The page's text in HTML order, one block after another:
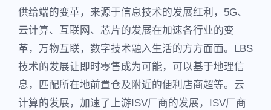
供给端的变革，来源于信息技术的发展红利，5G、
云计算、互联网、芯片的发展在加速各行业的变
革，万物互联，数字技术融入生活的方方面面。LBS
技术的发展让即时零售成为可能，可以基于地理信
息，匹配所在地前置仓及附近的便利店商超等。云
计算的发展，加速了上游ISV厂商的发展，ISV厂商